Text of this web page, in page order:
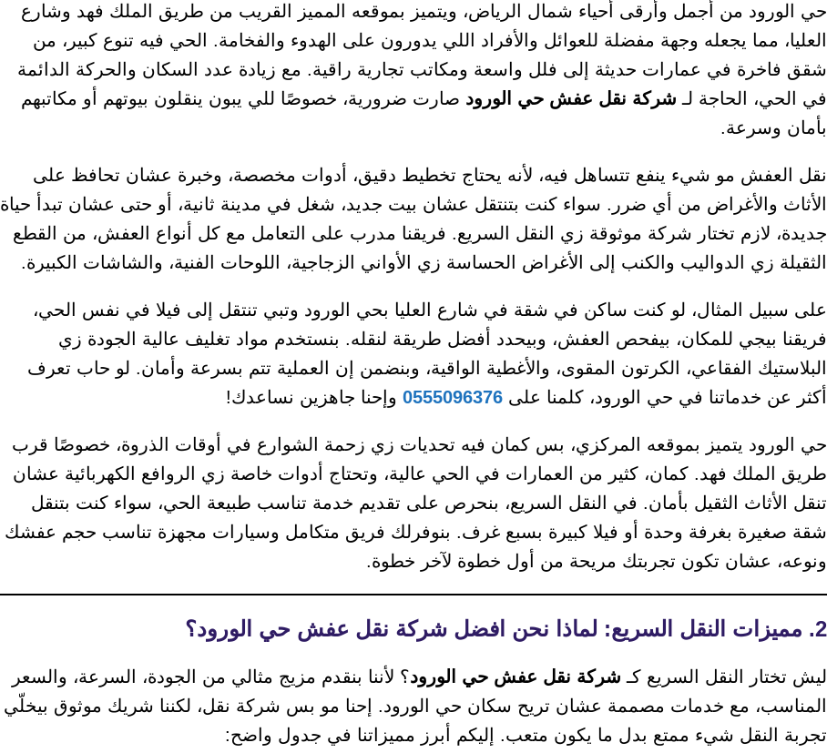
حي الورود من أجمل وأرقى أحياء شمال الرياض، ويتميز بموقعه المميز القريب من طريق الملك فهد وشارع
العليا، مما يجعله وجهة مفضلة للعوائل والأفراد اللي يدورون على الهدوء والفخامة. الحي فيه تنوع كبير، من
شقق فاخرة في عمارات حديثة إلى فلل واسعة ومكاتب تجارية راقية. مع زيادة عدد السكان والحركة الدائمة
في الحي، الحاجة لـ شركة نقل عفش حي الورود صارت ضرورية، خصوصًا للي يبون ينقلون بيوتهم أو مكاتبهم
بأمان وسرعة.
نقل العفش مو شيء ينفع تتساهل فيه، لأنه يحتاج تخطيط دقيق، أدوات مخصصة، وخبرة عشان تحافظ على
الأثاث والأغراض من أي ضرر. سواء كنت بتنتقل عشان بيت جديد، شغل في مدينة ثانية، أو حتى عشان تبدأ حياة
جديدة، لازم تختار شركة موثوقة زي النقل السريع. فريقنا مدرب على التعامل مع كل أنواع العفش، من القطع
الثقيلة زي الدواليب والكنب إلى الأغراض الحساسة زي الأواني الزجاجية، اللوحات الفنية، والشاشات الكبيرة.
على سبيل المثال، لو كنت ساكن في شقة في شارع العليا بحي الورود وتبي تنتقل إلى فيلا في نفس الحي،
فريقنا بيجي للمكان، بيفحص العفش، وبيحدد أفضل طريقة لنقله. بنستخدم مواد تغليف عالية الجودة زي
البلاستيك الفقاعي، الكرتون المقوى، والأغطية الواقية، وبنضمن إن العملية تتم بسرعة وأمان. لو حاب تعرف
أكثر عن خدماتنا في حي الورود، كلمنا على 0555096376 وإحنا جاهزين نساعدك!
حي الورود يتميز بموقعه المركزي، بس كمان فيه تحديات زي زحمة الشوارع في أوقات الذروة، خصوصًا قرب
طريق الملك فهد. كمان، كثير من العمارات في الحي عالية، وتحتاج أدوات خاصة زي الروافع الكهربائية عشان
تنقل الأثاث الثقيل بأمان. في النقل السريع، بنحرص على تقديم خدمة تناسب طبيعة الحي، سواء كنت بتنقل
شقة صغيرة بغرفة وحدة أو فيلا كبيرة بسبع غرف. بنوفرلك فريق متكامل وسيارات مجهزة تناسب حجم عفشك
ونوعه، عشان تكون تجربتك مريحة من أول خطوة لآخر خطوة.
2. مميزات النقل السريع: لماذا نحن افضل شركة نقل عفش حي الورود؟
ليش تختار النقل السريع كـ شركة نقل عفش حي الورود؟ لأننا بنقدم مزيج مثالي من الجودة، السرعة، والسعر
المناسب، مع خدمات مصممة عشان تريح سكان حي الورود. إحنا مو بس شركة نقل، لكننا شريك موثوق بيخلّي
تجربة النقل شيء ممتع بدل ما يكون متعب. إليكم أبرز مميزاتنا في جدول واضح: